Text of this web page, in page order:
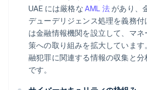
UAE には厳格な AML 法 があり、
デューデリジェンス処理を義務付
は金融情報機関を設立して、マ
策への取り組みを拡大しています
融犯罪に関連する情報の収集と
です。